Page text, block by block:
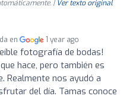
| Ver texto original
en 1 year ago
fotografía de bodas!
hace, pero también es
Realmente nos ayudó a
del día. Tamas conoce